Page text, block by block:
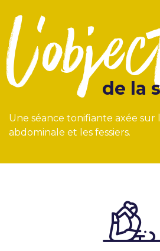
de la
Une séance tonifiante axée sur
abdominale et les fessiers.